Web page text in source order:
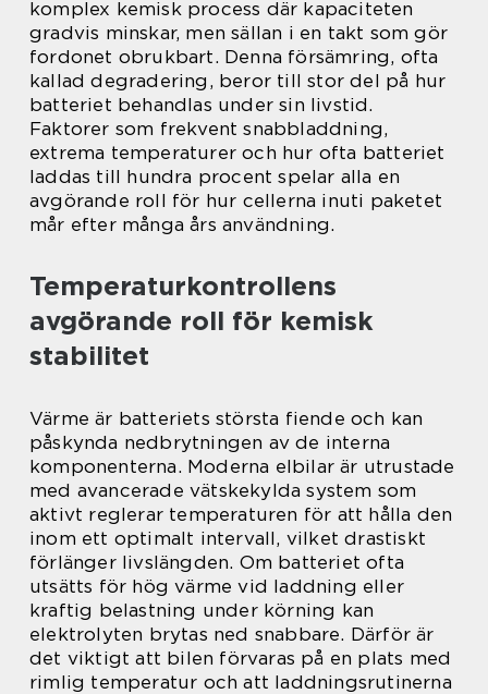
komplex kemisk process där kapaciteten
gradvis minskar, men sällan i en takt som gör
fordonet obrukbart. Denna försämring, ofta
kallad degradering, beror till stor del på hur
batteriet behandlas under sin livstid.
Faktorer som frekvent snabbladdning,
extrema temperaturer och hur ofta batteriet
laddas till hundra procent spelar alla en
avgörande roll för hur cellerna inuti paketet
mår efter många års användning.
Temperaturkontrollens
avgörande roll för kemisk
stabilitet
Värme är batteriets största fiende och kan
påskynda nedbrytningen av de interna
komponenterna. Moderna elbilar är utrustade
med avancerade vätskekylda system som
aktivt reglerar temperaturen för att hålla den
inom ett optimalt intervall, vilket drastiskt
förlänger livslängden. Om batteriet ofta
utsätts för hög värme vid laddning eller
kraftig belastning under körning kan
elektrolyten brytas ned snabbare. Därför är
det viktigt att bilen förvaras på en plats med
rimlig temperatur och att laddningsrutinerna